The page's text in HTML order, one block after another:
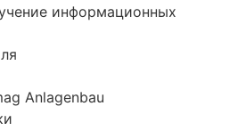
информационных
Anlagenbau